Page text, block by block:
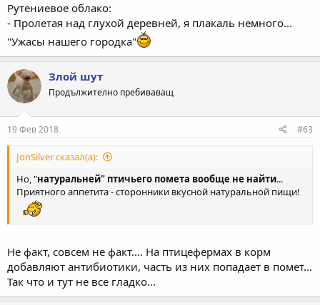
Рутениевое облако:
- Пролетая над глухой деревней, я плакаль немного...
"Ужасы нашего городка"
Злой шут
Продължително пребиваващ
19 Фев 2018 #63
JonSilver сказал(а):
Но, "натуральней" птичьего помета вообще не найти...
Приятного аппетита - сторонники вкусной натуральной пищи!
Не факт, совсем не факт.... На птицефермах в корм
добавляют антибиотики, часть из них попадает в помет...
Так что и тут не все гладко...